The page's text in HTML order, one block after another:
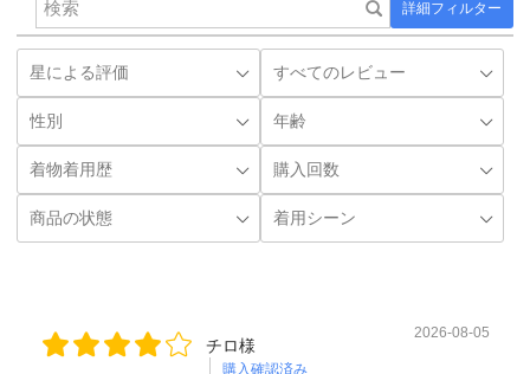
詳細フィルター
チロ様
購入確認済み
2026-08-05